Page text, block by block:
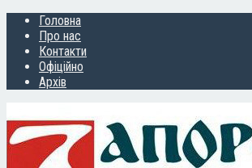
Головна
Про нас
Контакти
Офіційно
Архів